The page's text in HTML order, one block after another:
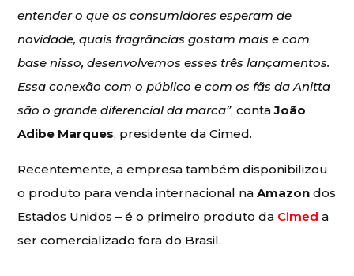
entender o que os consumidores esperam de
novidade, quais fragrâncias gostam mais e com
base nisso, desenvolvemos esses três lançamentos.
Essa conexão com o público e com os fãs da Anitta
são o grande diferencial da marca”, contaJoão
Adibe Marques, presidente da Cimed.
Recentemente, a empresa também disponibilizou
o produto para venda internacional naAmazon dos
Estados Unidos – é o primeiro produto da Cimed a
ser comercializado fora do Brasil.